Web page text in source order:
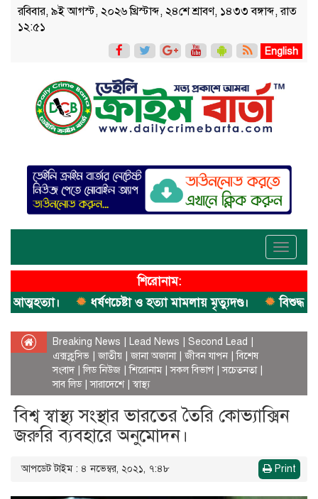
রবিবার, ৯ই আগস্ট, ২০২৬ খ্রিস্টাব্দ, ২৪শে শ্রাবণ, ১৪৩৩ বঙ্গাব্দ, রাত
১২:৫১
English
Toggle
শিরোনাম:
ধর্ষণচেষ্টা ও হত্যা মামলায় মৃত্যুদণ্ড। বিশুদ্ধ
Breaking News Lead News Second Lead
এক্সক্লুসিভ |জাতীয় |জানা অজানা|জীবন যাপন |বিশেষ
সংবাদ|লিড নিউজ |শিরোনাম|সকল বিভাগ|সচেতনতা|
সাব লিড|সারাদেশে|স্বাস্থ্য
বিশ্ব স্বাস্থ্য সংস্থার ভারতের তৈরি কোভ্যাক্সিন
জরুরি ব্যবহারে অনুমোদন।
আপডেট টাইম : ৪ নভেম্বর, ২০২১, ৭:৪৮ Print